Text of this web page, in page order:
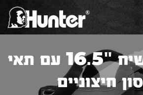
תיק בד קשיח "16.5 עם תאי
חיצוניים